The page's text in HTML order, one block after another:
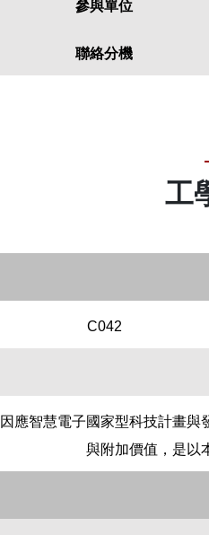
參與單位
聯絡分機
工
C042
因應智慧電子國家型科技計畫
與附加價值，是以